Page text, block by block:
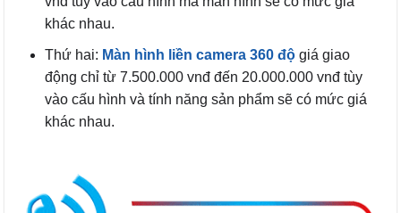
khác nhau.
Thứ hai: Màn hình liền camera 360 độgiá giao
động chỉ từ 7.500.000 vnđ đến 20.000.000 vnđ tùy
vào cấu hình và tính năng sản phẩm sẽ có mức giá
khác nhau.